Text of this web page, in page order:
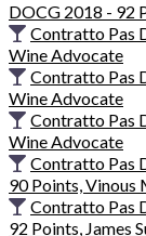
DOCG 2018 - 92
Contratto Pas
Wine Advocate
Contratto Pas
Wine Advocate
Contratto Pas
Wine Advocate
Contratto Pas
90 Points, Vinous
Contratto Pas
92 Points, James